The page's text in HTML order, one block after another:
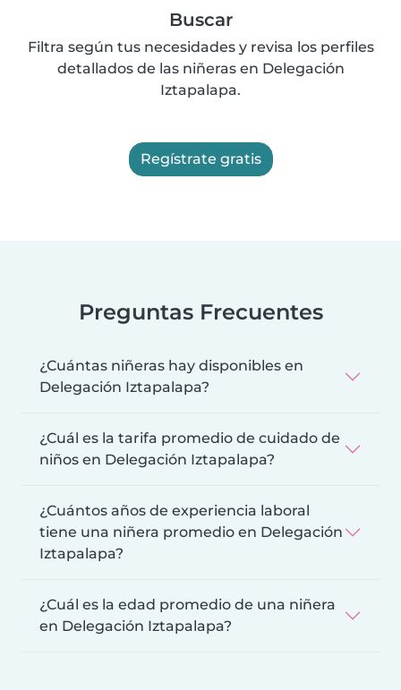
Buscar
Filtra según tus necesidades y revisa los perfiles
detallados de las niñeras en Delegación
Iztapalapa.
Regístrate gratis
Preguntas Frecuentes
¿Cuántas niñeras hay disponibles en
Delegación Iztapalapa?
¿Cuál es la tarifa promedio de cuidado de
niños en Delegación Iztapalapa?
¿Cuántos años de experiencia laboral
tiene una niñera promedio en Delegación
Iztapalapa?
¿Cuál es la edad promedio de una niñera
en Delegación Iztapalapa?